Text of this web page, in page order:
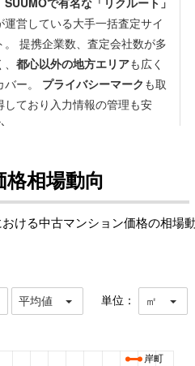
相場動向
おける中古マンション価格の相場
平均値 単位： ㎡
岸町